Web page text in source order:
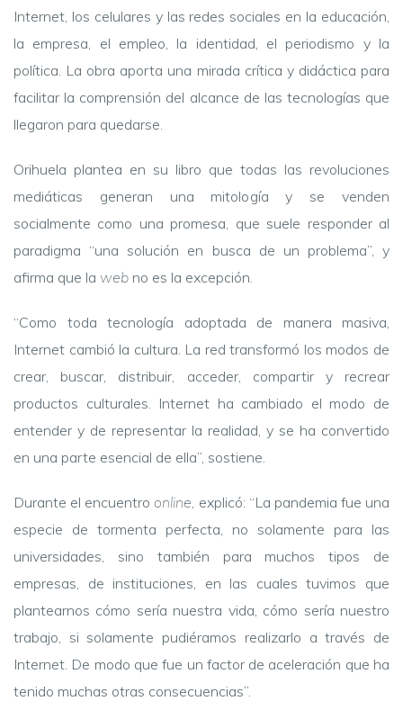
Internet, los celulares y las redes sociales en la educación,
la empresa, el empleo, la identidad, el periodismo y la
política. La obra aporta una mirada crítica y didáctica para
facilitar la comprensión del alcance de las tecnologías que
llegaron para quedarse.
Orihuela plantea en su libro que todas las revoluciones
mediáticas generan una mitología y se venden
socialmente como una promesa, que suele responder al
paradigma “una solución en busca de un problema”, y
afirma que la web no es la excepción.
“Como toda tecnología adoptada de manera masiva,
Internet cambió la cultura. La red transformó los modos de
crear, buscar, distribuir, acceder, compartir y recrear
productos culturales. Internet ha cambiado el modo de
entender y de representar la realidad, y se ha convertido
en una parte esencial de ella”, sostiene.
Durante el encuentro online, explicó: “La pandemia fue una
especie de tormenta perfecta, no solamente para las
universidades, sino también para muchos tipos de
empresas, de instituciones, en las cuales tuvimos que
plantearnos cómo sería nuestra vida, cómo sería nuestro
trabajo, si solamente pudiéramos realizarlo a través de
Internet. De modo que fue un factor de aceleración que ha
tenido muchas otras consecuencias”.